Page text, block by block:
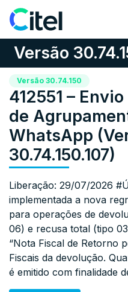
Pular para o conteúdo
Versão
Versão 30.74.150
412551 –
de
WhatsApp
30.74.150.107)
Liberação: 29/07/2026
implementada a nova
para operações de
06) e recusa total (tipo
“Nota Fiscal de Retorno
Fiscais da devolução.
é emitido com finalidade